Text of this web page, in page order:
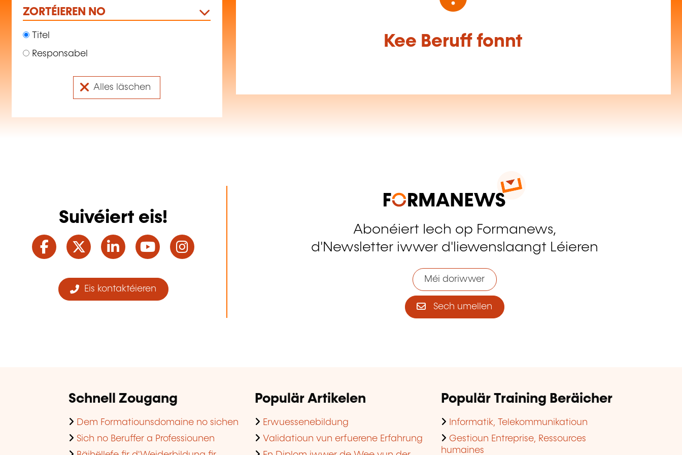
ZORTÉIEREN NO
Titel
Responsabel
Alles läschen
Kee Beruff fonnt
Suivéiert eis!
Facebook
TwitterLinkedInYouTube
Eis kontaktéieren
Abonéiert Iech op Formanews,
d'Newsletter iwwer d'liewenslaangt Léieren
Méi doriwwer
Sech umellen
Schnell Zougang
Dem Formatiounsdomaine no sichen
Sich no Beruffer a Professiounen
Populär Artikelen
Erwuessenebildung
Validatioun vun erfuerene Erfahrung
Populär Training Beräicher
Informatik, Telekommunikatioun
Gestioun Entreprise, Ressources
humaines